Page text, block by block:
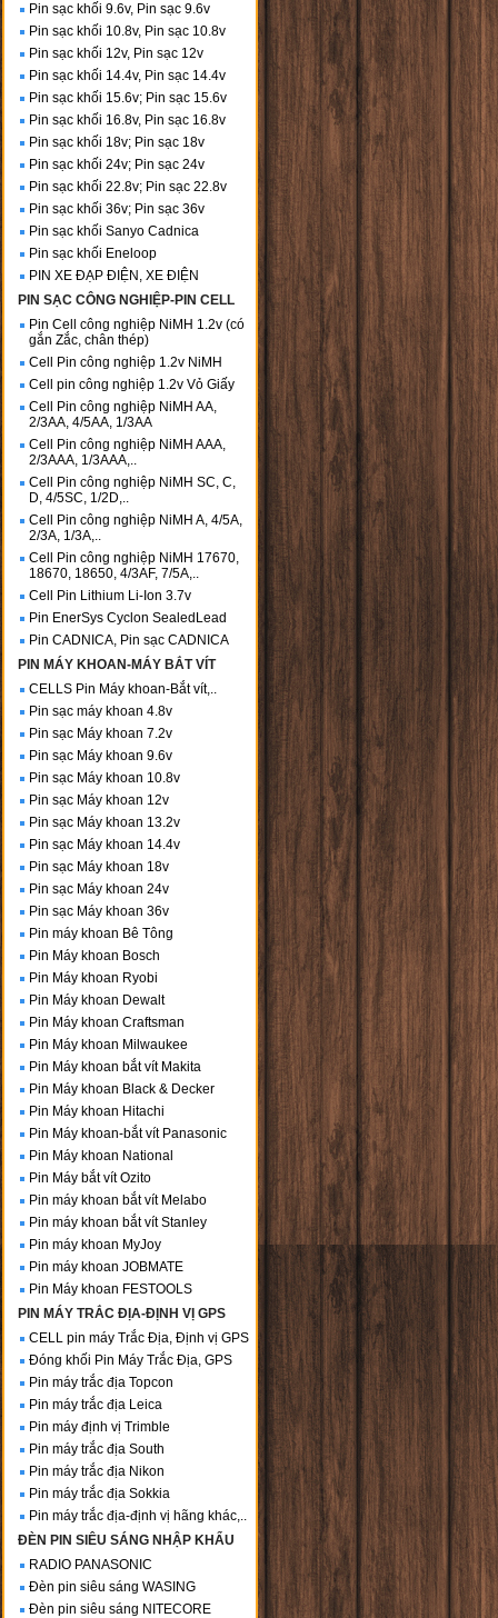
Pin sạc khối 9.6v, Pin sạc 9.6v
Pin sạc khối 10.8v, Pin sạc 10.8v
Pin sạc khối 12v, Pin sạc 12v
Pin sạc khối 14.4v, Pin sạc 14.4v
Pin sạc khối 15.6v; Pin sạc 15.6v
Pin sạc khối 16.8v, Pin sạc 16.8v
Pin sạc khối 18v; Pin sạc 18v
Pin sạc khối 24v; Pin sạc 24v
Pin sạc khối 22.8v; Pin sạc 22.8v
Pin sạc khối 36v; Pin sạc 36v
Pin sạc khối Sanyo Cadnica
Pin sạc khối Eneloop
PIN XE ĐẠP ĐIỆN, XE ĐIỆN
PIN SẠC CÔNG NGHIỆP-PIN CELL
Pin Cell công nghiệp NiMH 1.2v (có
gắn Zắc, chân thép)
Cell Pin công nghiệp 1.2v NiMH
Cell pin công nghiệp 1.2v Vỏ Giấy
Cell Pin công nghiệp NiMH AA,
2/3AA, 4/5AA, 1/3AA
Cell Pin công nghiệp NiMH AAA,
2/3AAA, 1/3AAA,..
Cell Pin công nghiệp NiMH SC, C,
D, 4/5SC, 1/2D,..
Cell Pin công nghiệp NiMH A, 4/5A,
2/3A, 1/3A,..
Cell Pin công nghiệp NiMH 17670,
18670, 18650, 4/3AF, 7/5A,..
Cell Pin Lithium Li-Ion 3.7v
Pin EnerSys Cyclon SealedLead
Pin CADNICA, Pin sạc CADNICA
PIN MÁY KHOAN-MÁY BẮT VÍT
CELLS Pin Máy khoan-Bắt vít,..
Pin sạc máy khoan 4.8v
Pin sạc Máy khoan 7.2v
Pin sạc Máy khoan 9.6v
Pin sạc Máy khoan 10.8v
Pin sạc Máy khoan 12v
Pin sạc Máy khoan 13.2v
Pin sạc Máy khoan 14.4v
Pin sạc Máy khoan 18v
Pin sạc Máy khoan 24v
Pin sạc Máy khoan 36v
Pin máy khoan Bê Tông
Pin Máy khoan Bosch
Pin Máy khoan Ryobi
Pin Máy khoan Dewalt
Pin Máy khoan Craftsman
Pin Máy khoan Milwaukee
Pin Máy khoan bắt vít Makita
Pin Máy khoan Black & Decker
Pin Máy khoan Hitachi
Pin Máy khoan-bắt vít Panasonic
Pin Máy khoan National
Pin Máy bắt vít Ozito
Pin máy khoan bắt vít Melabo
Pin máy khoan bắt vít Stanley
Pin máy khoan MyJoy
Pin máy khoan JOBMATE
Pin Máy khoan FESTOOLS
PIN MÁY TRẮC ĐỊA-ĐỊNH VỊ GPS
CELL pin máy Trắc Địa, Định vị GPS
Đóng khối Pin Máy Trắc Địa, GPS
Pin máy trắc địa Topcon
Pin máy trắc địa Leica
Pin máy định vị Trimble
Pin máy trắc địa South
Pin máy trắc địa Nikon
Pin máy trắc địa Sokkia
Pin máy trắc địa-định vị hãng khác,..
ĐÈN PIN SIÊU SÁNG NHẬP KHẨU
RADIO PANASONIC
Đèn pin siêu sáng WASING
Đèn pin siêu sáng NITECORE